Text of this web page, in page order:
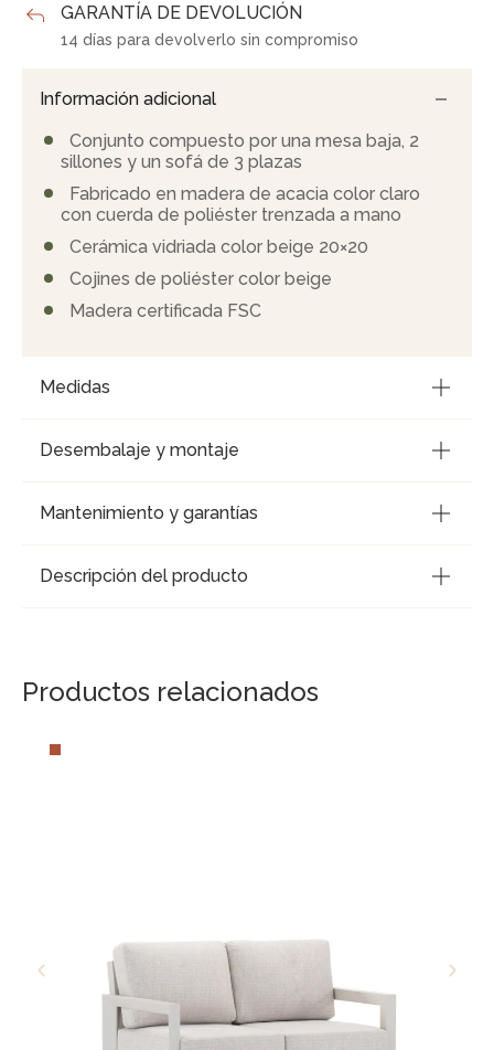
GARANTÍA DE DEVOLUCIÓN
14 días para devolverlo sin compromiso
Información adicional
Conjunto compuesto por una mesa baja, 2
sillones y un sofá de 3 plazas
Fabricado en madera de acacia color claro
con cuerda de poliéster trenzada a mano
Cerámica vidriada color beige 20×20
Cojines de poliéster color beige
Madera certificada FSC
Medidas
Desembalaje y montaje
Mantenimiento y garantías
Descripción del producto
Productos relacionados